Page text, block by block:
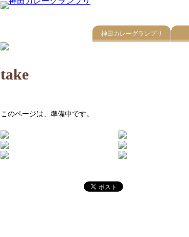
神田カレーグランプリ
take
このページは、準備中です。